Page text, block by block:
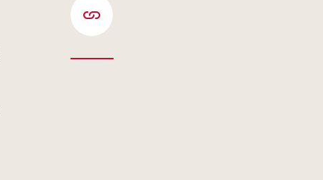
COPIER L'URL DE LA PAGE